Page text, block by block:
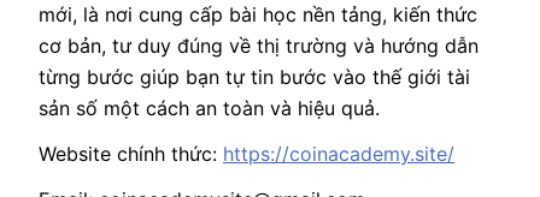
mới, là nơi cung cấp bài học nền tảng, kiến thức
cơ bản, tư duy đúng về thị trường và hướng dẫn
từng bước giúp bạn tự tin bước vào thế giới tài
sản số một cách an toàn và hiệu quả.
Website chính thức: https://coinacademy.site/